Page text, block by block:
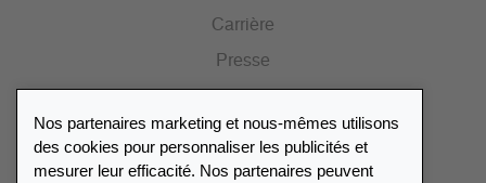
Carrière
Presse
Portail des revendeurs
Nos partenaires marketing et nous-mêmes utilisons
des cookies pour personnaliser les publicités et
mesurer leur efficacité. Nos partenaires peuvent